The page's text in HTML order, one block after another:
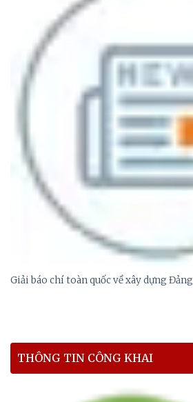
Giải báo chí toàn quốc về xây dựng Đảng
THÔNG TIN CÔNG KHAI